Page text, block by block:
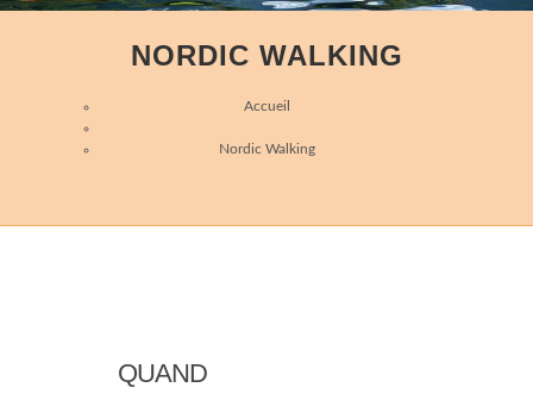
NORDIC WALKING
Accueil
Nordic Walking
QUAND